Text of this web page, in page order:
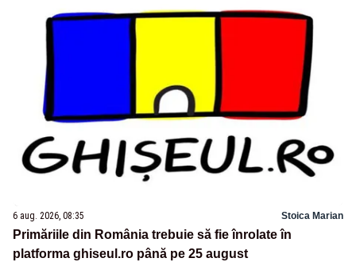
6 aug. 2026, 08:35 Stoica Marian
Primăriile din România trebuie să fie înrolate în
platforma ghiseul.ro până pe 25 august